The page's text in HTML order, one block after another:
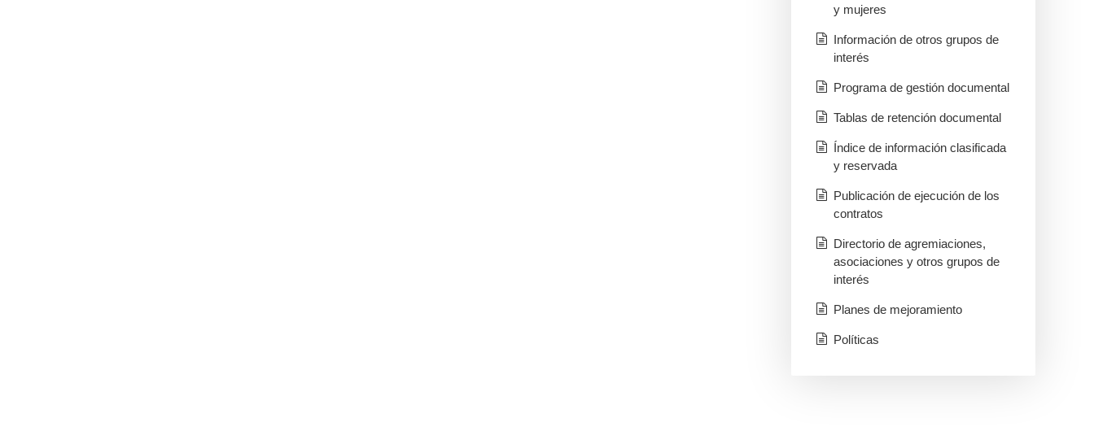
y mujeres
Información de otros grupos de
interés
Programa de gestión documental
Tablas de retención documental
Índice de información clasificada
y reservada
Publicación de ejecución de los
contratos
Directorio de agremiaciones,
asociaciones y otros grupos de
interés
Planes de mejoramiento
Políticas